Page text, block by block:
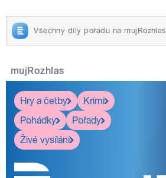
Všechny díly pořadu na mujRozhlas
mujRozhlas
Hry a četby
Krimi
Pohádky
Pořady
Živé vysílání